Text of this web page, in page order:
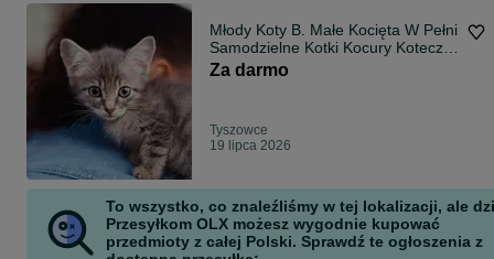
Młody Koty B. Małe Kocięta W Pełni
Samodzielne Kotki Kocury Koteczki
!
Za darmo
Tyszowce
19 lipca 2026
To wszystko, co znaleźliśmy w tej lokalizacji, ale
Przesyłkom OLX możesz wygodnie kupować
przedmioty z całej Polski. Sprawdź te ogłoszenia z